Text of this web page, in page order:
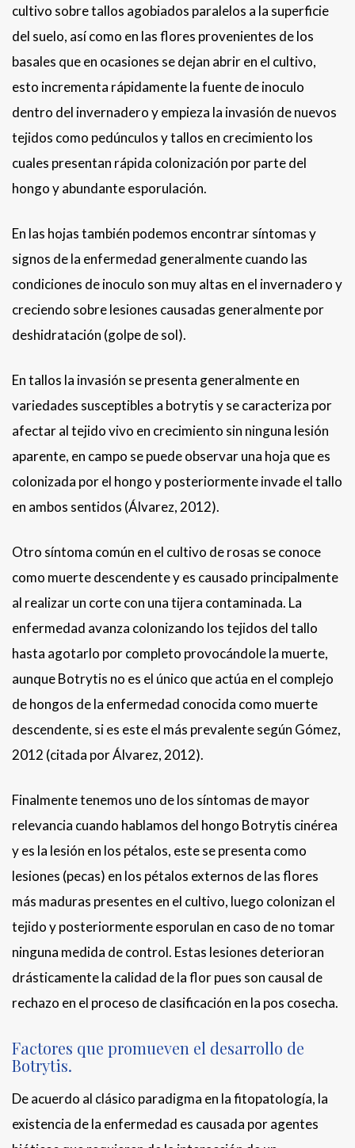
cultivo sobre tallos agobiados paralelos a la superficie
del suelo, así como en las flores provenientes de los
basales que en ocasiones se dejan abrir en el cultivo,
esto incrementa rápidamente la fuente de inoculo
dentro del invernadero y empieza la invasión de nuevos
tejidos como pedúnculos y tallos en crecimiento los
cuales presentan rápida colonización por parte del
hongo y abundante esporulación.
En las hojas también podemos encontrar síntomas y
signos de la enfermedad generalmente cuando las
condiciones de inoculo son muy altas en el invernadero y
creciendo sobre lesiones causadas generalmente por
deshidratación (golpe de sol).
En tallos la invasión se presenta generalmente en
variedades susceptibles a botrytis y se caracteriza por
afectar al tejido vivo en crecimiento sin ninguna lesión
aparente, en campo se puede observar una hoja que es
colonizada por el hongo y posteriormente invade el tallo
en ambos sentidos (Álvarez, 2012).
Otro síntoma común en el cultivo de rosas se conoce
como muerte descendente y es causado principalmente
al realizar un corte con una tijera contaminada. La
enfermedad avanza colonizando los tejidos del tallo
hasta agotarlo por completo provocándole la muerte,
aunque Botrytis no es el único que actúa en el complejo
de hongos de la enfermedad conocida como muerte
descendente, si es este el más prevalente según Gómez,
2012 (citada por Álvarez, 2012).
Finalmente tenemos uno de los síntomas de mayor
relevancia cuando hablamos del hongo Botrytis cinérea
y es la lesión en los pétalos, este se presenta como
lesiones (pecas) en los pétalos externos de las flores
más maduras presentes en el cultivo, luego colonizan el
tejido y posteriormente esporulan en caso de no tomar
ninguna medida de control. Estas lesiones deterioran
drásticamente la calidad de la flor pues son causal de
rechazo en el proceso de clasificación en la pos cosecha.
Factores que promueven el desarrollo de
Botrytis.
De acuerdo al clásico paradigma en la fitopatología, la
existencia de la enfermedad es causada por agentes